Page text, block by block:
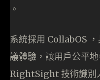
。
系統採用 CollabOS
議體驗，讓用戶公平
RightSight 技術識別